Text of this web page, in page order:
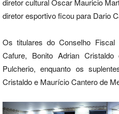
diretor cultural Oscar Mauricio
diretor esportivo ficou para Dario
Os titulares do Conselho Fiscal
Cafure, Bonito Adrian
Pulcherio, enquanto os
Cristaldo e Maurício Cantero de